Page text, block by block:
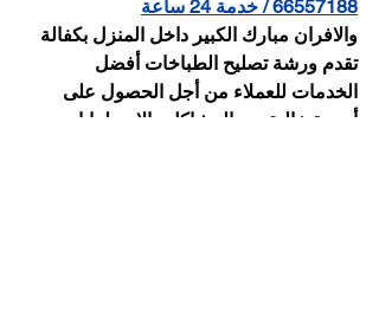
66557188 / خدمة 24 ساعة
والافران مبارك الكبير داخل المنزل بكفالة
تقدم ورشة تصليح الطباخات أفضل
الخدمات للعملاء من أجل الحصول على
أجهزة خالية من المشاكل والاضطرابات